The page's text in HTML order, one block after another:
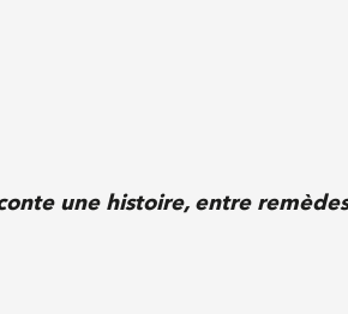
une histoire, entre